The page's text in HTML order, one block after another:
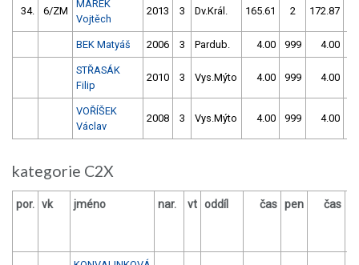
34. 6/ZM
MAREK
Vojtěch
2013 3 Dv.Král. 165.61 2 172.87
BEK Matyáš 2006 3 Pardub. 4.00 999 4.00
STŘASÁK
Filip
2010 3 Vys.Mýto 4.00 999 4.00
VOŘÍŠEK
Václav
2008 3 Vys.Mýto 4.00 999 4.00
kategorie C2X
por. vk jméno nar. vt oddíl čas pen čas